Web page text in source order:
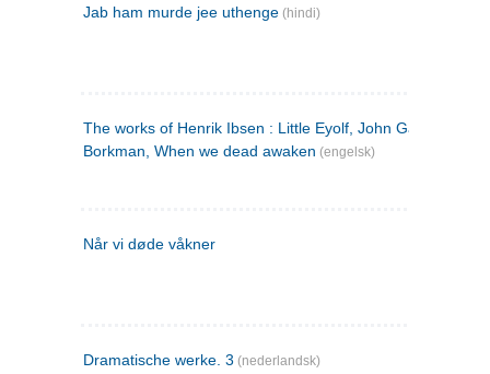
Jab ham murde jee uthenge (hindi)
The works of Henrik Ibsen : Little Eyolf, John Gabriel
Borkman, When we dead awaken (engelsk)
Når vi døde våkner
Dramatische werke. 3 (nederlandsk)